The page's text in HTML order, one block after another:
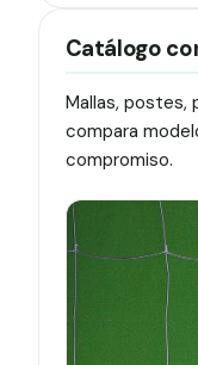
Catálogo
Mallas, postes,
compara
compromiso.